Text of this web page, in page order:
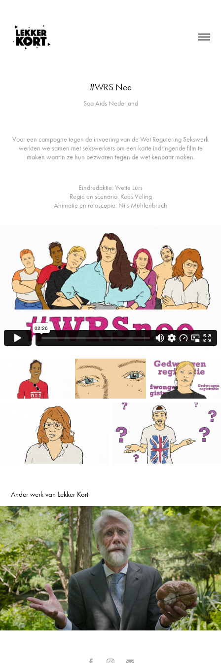
#WRS Nee
Soa Aids Nederland
Voor een campagne tegen de invoering van de Wet Regulering Sekswerk
werkten we samen met sekswerkers om een korte indringende film te
maken waarin ze hun bezwaren tegen de wet kenbaar maken.
Eindredaktie: Yvette Lurs
Regie en scenario: Kees Veling
Animatie en rotoscopie: Nils Mühlenbruch
Ander werk van Lekker Kort
Erik Scherder over alcohol
2022